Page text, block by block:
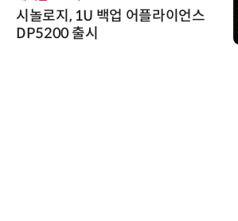
시놀로지, 1U 백업 어플라이언스
DP5200 출시